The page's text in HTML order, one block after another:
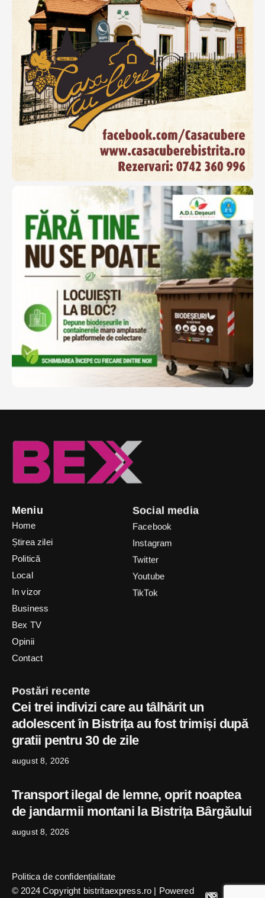
Meniu
Home
Știrea zilei
Politică
Local
In vizor
Business
Bex TV
Opinii
Contact
Social media
Facebook
Instagram
Twitter
Youtube
TikTok
Postări recente
Cei trei indivizi care au tâlhărit un
adolescent în Bistrița au fost trimiși după
gratii pentru 30 de zile
august 8, 2026
Transport ilegal de lemne, oprit noaptea
de jandarmii montani la Bistrița Bârgăului
august 8, 2026
© 2024 Copyright bistritaexpress.ro | Powered
Politica de confidențialitate